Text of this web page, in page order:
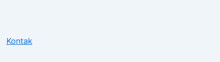
Kontak